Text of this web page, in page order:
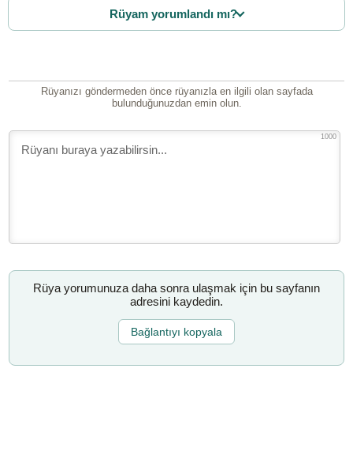
Rüyam yorumlandı mı?
Rüyanızı göndermeden önce rüyanızla en ilgili olan sayfada
bulunduğunuzdan emin olun.
1000
Rüya yorumunuza daha sonra ulaşmak için bu sayfanın
adresini kaydedin.
Bağlantıyı kopyala